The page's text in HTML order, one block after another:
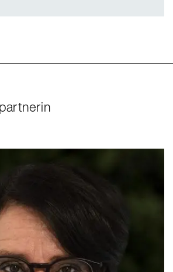
wieder etwas zu tun und
& ERFAHRUNGEN
dort sehr wohl und konnte
bereits
verbessern.“